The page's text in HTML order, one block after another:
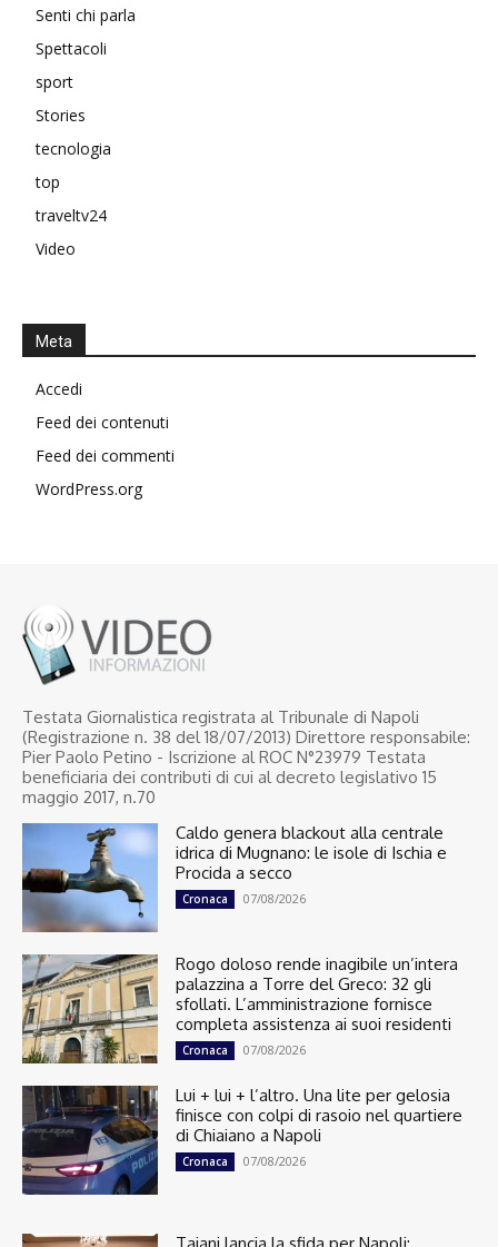
Senti chi parla
Spettacoli
sport
Stories
tecnologia
top
traveltv24
Video
Meta
Accedi
Feed dei contenuti
Feed dei commenti
WordPress.org
Testata Giornalistica registrata al Tribunale di Napoli
(Registrazione n. 38 del 18/07/2013) Direttore responsabile:
Pier Paolo Petino - Iscrizione al ROC N°23979 Testata
beneficiaria dei contributi di cui al decreto legislativo 15
maggio 2017, n.70
Caldo genera blackout alla centrale
idrica di Mugnano: le isole di Ischia e
Procida a secco
Cronaca 07/08/2026
Rogo doloso rende inagibile un’intera
palazzina a Torre del Greco: 32 gli
sfollati. L’amministrazione fornisce
completa assistenza ai suoi residenti
Cronaca 07/08/2026
Lui + lui + l’altro. Una lite per gelosia
finisce con colpi di rasoio nel quartiere
di Chiaiano a Napoli
Cronaca 07/08/2026